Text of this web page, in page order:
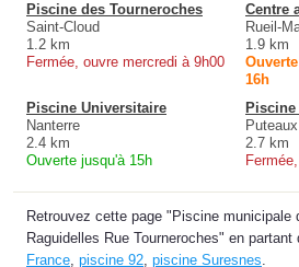
Piscine des Tourneroches
Saint-Cloud
1.2 km
Fermée, ouvre mercredi à 9h00
Centre
Rueil-
1.9 km
16h
Piscine Universitaire
Nanterre
2.4 km
Ouverte jusqu'à 15h
Puteaux
2.7 km
Retrouvez cette page "Piscine municipale
Raguidelles Rue Tourneroches" en partant
France, piscine 92, piscine Suresnes.